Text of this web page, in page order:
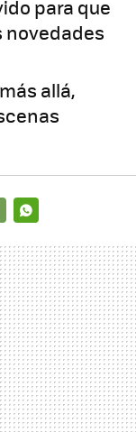
para que
novedades
allá,